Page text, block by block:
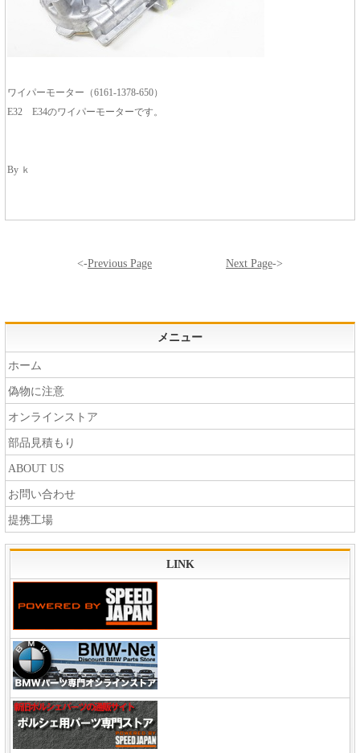
ワイパーモーター（6161-1378-650）
E32 E34のワイパーモーターです。
By ｋ
<-Previous Page Next Page->
メニュー
ホーム
偽物に注意
オンラインストア
部品見積もり
ABOUT US
お問い合わせ
提携工場
LINK